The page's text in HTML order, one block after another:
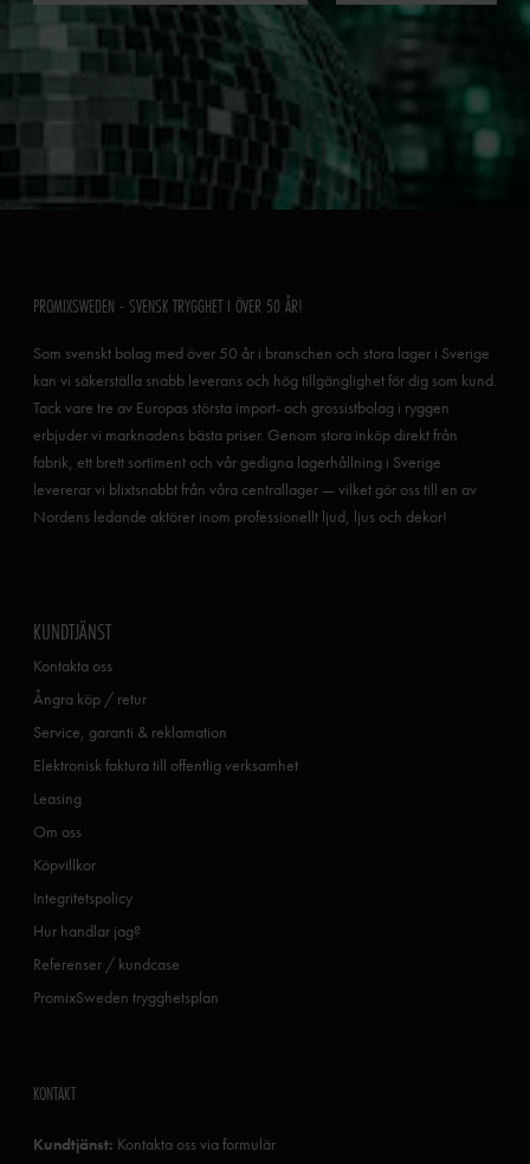
PROMIXSWEDEN - SVENSK TRYGGHET I ÖVER 50 ÅR!
Som svenskt bolag med över 50 år i branschen och stora lager i Sverige
kan vi säkerställa snabb leverans och hög tillgänglighet för dig som kund.
Tack vare tre av Europas största import- och grossistbolag i ryggen
erbjuder vi marknadens bästa priser. Genom stora inköp direkt från
fabrik, ett brett sortiment och vår gedigna lagerhållning i Sverige
levererar vi blixtsnabbt från våra centrallager — vilket gör oss till en av
Nordens ledande aktörer inom professionellt ljud, ljus och dekor!
KUNDTJÄNST
Kontakta oss
Ångra köp / retur
Service, garanti & reklamation
Elektronisk faktura till offentlig verksamhet
Leasing
Om oss
Köpvillkor
Integritetspolicy
Hur handlar jag?
Referenser / kundcase
PromixSweden trygghetsplan
KONTAKT
Kundtjänst: Kontakta oss via formulär